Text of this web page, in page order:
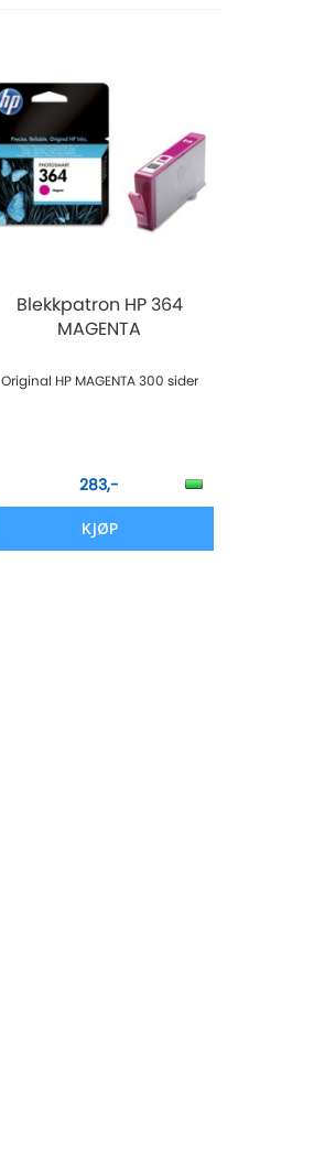
Blekkpatron HP 364
MAGENTA
Original HP MAGENTA 300 sider
283,-
KJØP